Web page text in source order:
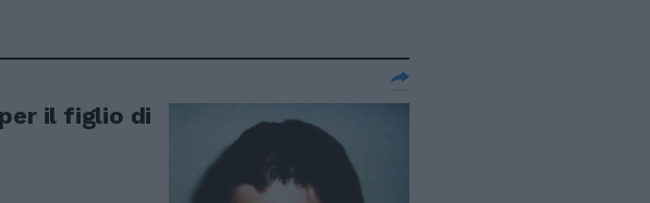
il figlio di